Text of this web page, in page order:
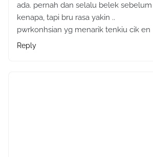
ada. pernah dan selalu belek
kenapa, tapi bru rasa yakin ..
pwrkonhsian yg menarik tenkiu cik en
Reply